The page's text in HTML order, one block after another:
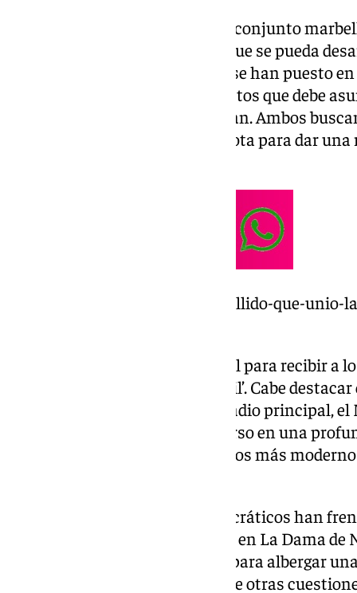
Ahora llega el turno para que el conjunto
condiciones económicas para que se pueda
Desde el inicio de esta semana se han puesto
negociando el porcentaje de gastos que debe
final de las taquillas que perciban. Ambos
posible, aunque el tiempo se agota para dar
https://www.101tv.es/gil-el-apellido-que-unio-
La Rosaleda parece el lugar ideal para recibir
el ya renombrado como ‘derbi Gil’. Cabe
temporadas sin jugar en su estadio principal,
Cuevas, que se encuentra inmerso en una
convertirse en uno de los estadios más
Ahora bien, los problemas burocráticos han
lo que les está obligando a jugar en La Dama
los condicionantes necesarios para albergar
limitado y falta de accesos, entre otras